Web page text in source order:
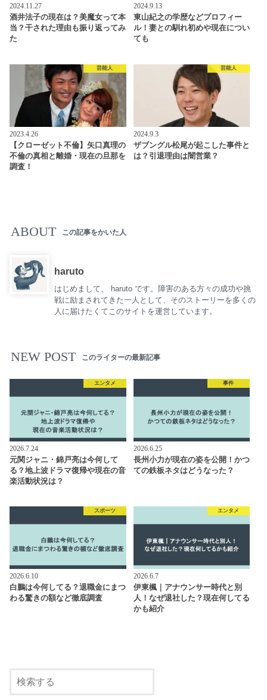
2024.11.27
酒井法子の現在は？美魔女って本
当？干された理由も振り返ってみ
た
2024.9.13
東山紀之の学歴などプロフィー
ル！妻との馴れ初めや現在につい
ても
芸能人
2023.4.26
【クローゼット不倫】矢口真理の
不倫の真相と離婚・現在の旦那を
調査！
芸能人
2024.9.3
ザブングル松尾が起こした事件と
は？引退理由は闇営業？
ABOUT この記事をかいた人
haruto
はじめまして、 haruto です。障害のある方々の成功や挑
戦に励まされてきた一人として、そのストーリーを多くの
人に届けたくてこのサイトを運営しています。
NEW POST このライターの最新記事
エンタメ
2026.7.24
元関ジャニ・錦戸亮は今何して
る？地上波ドラマ復帰や現在の音
楽活動状況は？
事件
2026.6.25
長州小力が現在の姿を公開！かつ
ての鉄板ネタはどうなった？
スポーツ
2026.6.10
白鵬は今何してる？退職金にまつ
わる驚きの額など徹底調査
エンタメ
2026.6.7
伊東楓｜アナウンサー時代と別
人！なぜ退社した？現在何してる
かも紹介